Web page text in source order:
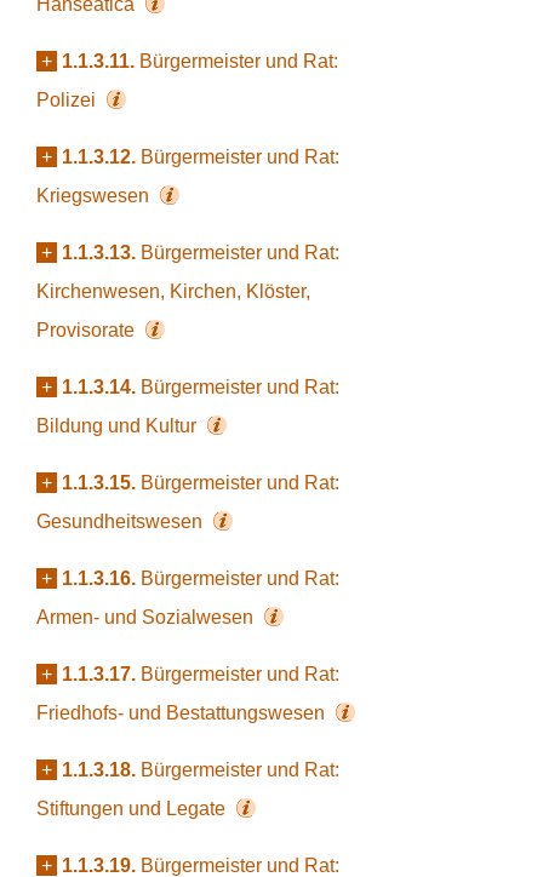
Hanseatica
+ 1.1.3.11. Bürgermeister und Rat:
Polizei
+ 1.1.3.12. Bürgermeister und Rat:
Kriegswesen
+ 1.1.3.13. Bürgermeister und Rat:
Kirchenwesen, Kirchen, Klöster,
Provisorate
+ 1.1.3.14. Bürgermeister und Rat:
Bildung und Kultur
+ 1.1.3.15. Bürgermeister und Rat:
Gesundheitswesen
+ 1.1.3.16. Bürgermeister und Rat:
Armen- und Sozialwesen
+ 1.1.3.17. Bürgermeister und Rat:
Friedhofs- und Bestattungswesen
+ 1.1.3.18. Bürgermeister und Rat:
Stiftungen und Legate
+ 1.1.3.19. Bürgermeister und Rat: